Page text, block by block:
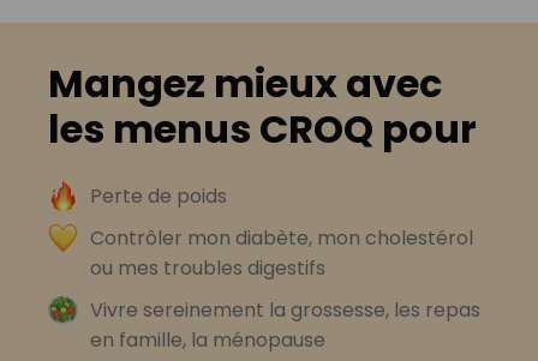
Mangez mieux avec
les menus CROQ pour
Perte de poids
Contrôler mon diabète, mon cholestérol
ou mes troubles digestifs
Vivre sereinement la grossesse, les repas
en famille, la ménopause